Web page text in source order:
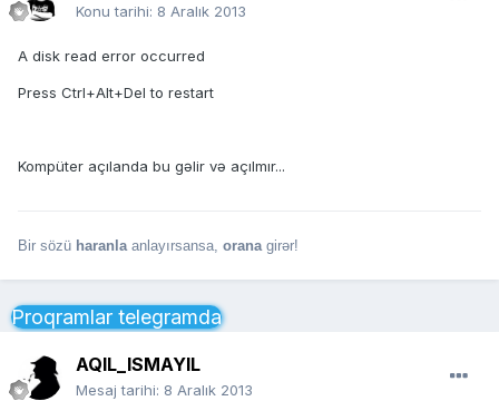
Konu tarihi: 8 Aralık 2013
A disk read error occurred
Press Ctrl+Alt+Del to restart
Kompüter açılanda bu gəlir və açılmır...
Bir sözü haranla anlayırsansa, orana girər!
Proqramlar telegramda
AQIL_ISMAYIL
Mesaj tarihi: 8 Aralık 2013